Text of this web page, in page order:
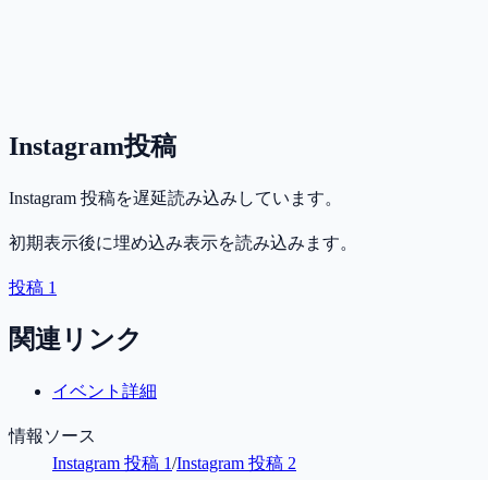
Instagram投稿
Instagram 投稿を遅延読み込みしています。
初期表示後に埋め込み表示を読み込みます。
投稿 1
関連リンク
イベント詳細
情報ソース
Instagram 投稿 1/Instagram 投稿 2